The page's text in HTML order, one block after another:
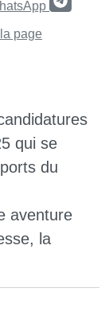
page
qui se
du
aventure
la